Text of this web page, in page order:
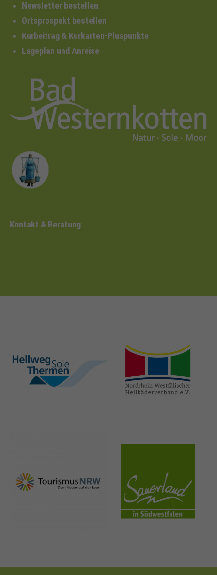
Newsletter bestellen
Ortsprospekt bestellen
Kurbeitrag & Kurkarten-Pluspunkte
Lageplan und Anreise
Kontakt & Beratung
hellweg-sole-
thermen.de
heilbaeder.de
nrw-
tourismus.de
sauerland.co
m